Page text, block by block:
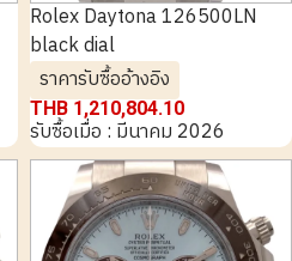
Rolex Daytona 126500LN
black dial
ราคารับซื้ออ้างอิง
THB 1,210,804.10
รับซื้อเมื่อ : มีนาคม 2026